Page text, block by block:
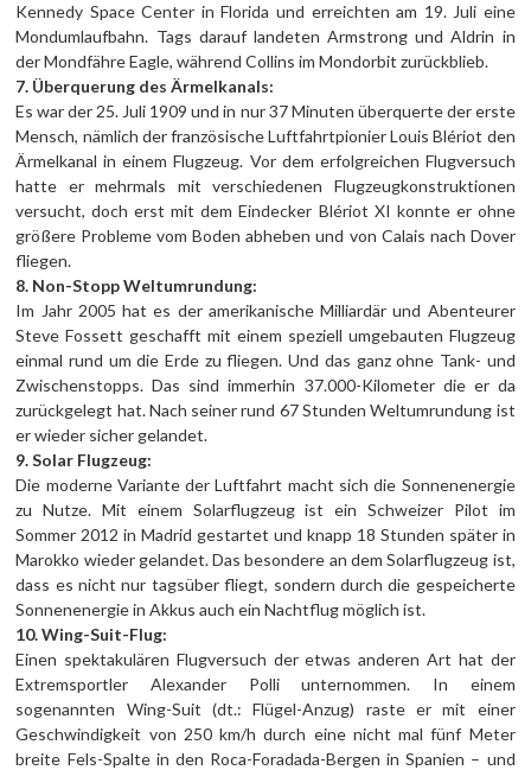
Kennedy Space Center in Florida und erreichten am 19. Juli eine
Mondumlaufbahn. Tags darauf landeten Armstrong und Aldrin in
der Mondfähre Eagle, während Collins im Mondorbit zurückblieb.
7. Überquerung des Ärmelkanals:
Es war der 25. Juli 1909 und in nur 37 Minuten überquerte der erste
Mensch, nämlich der französische Luftfahrtpionier Louis Blériot den
Ärmelkanal in einem Flugzeug. Vor dem erfolgreichen Flugversuch
hatte er mehrmals mit verschiedenen Flugzeugkonstruktionen
versucht, doch erst mit dem Eindecker Blériot XI konnte er ohne
größere Probleme vom Boden abheben und von Calais nach Dover
fliegen.
8. Non-Stopp Weltumrundung:
Im Jahr 2005 hat es der amerikanische Milliardär und Abenteurer
Steve Fossett geschafft mit einem speziell umgebauten Flugzeug
einmal rund um die Erde zu fliegen. Und das ganz ohne Tank- und
Zwischenstopps. Das sind immerhin 37.000-Kilometer die er da
zurückgelegt hat. Nach seiner rund 67 Stunden Weltumrundung ist
er wieder sicher gelandet.
9. Solar Flugzeug:
Die moderne Variante der Luftfahrt macht sich die Sonnenenergie
zu Nutze. Mit einem Solarflugzeug ist ein Schweizer Pilot im
Sommer 2012 in Madrid gestartet und knapp 18 Stunden später in
Marokko wieder gelandet. Das besondere an dem Solarflugzeug ist,
dass es nicht nur tagsüber fliegt, sondern durch die gespeicherte
Sonnenenergie in Akkus auch ein Nachtflug möglich ist.
10. Wing-Suit-Flug:
Einen spektakulären Flugversuch der etwas anderen Art hat der
Extremsportler Alexander Polli unternommen. In einem
sogenannten Wing-Suit (dt.: Flügel-Anzug) raste er mit einer
Geschwindigkeit von 250 km/h durch eine nicht mal fünf Meter
breite Fels-Spalte in den Roca-Foradada-Bergen in Spanien – und